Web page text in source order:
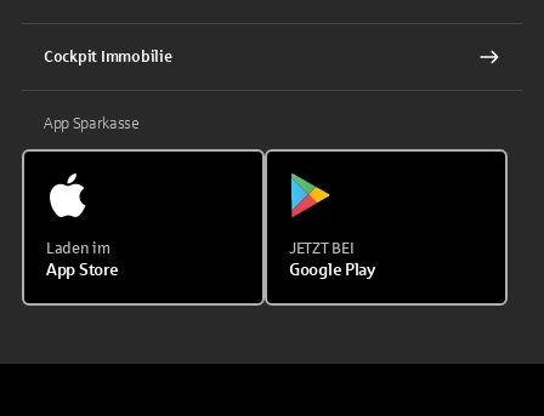
Cockpit Immobilie
App Sparkasse
Laden im
App Store
JETZT BEI
Google Play